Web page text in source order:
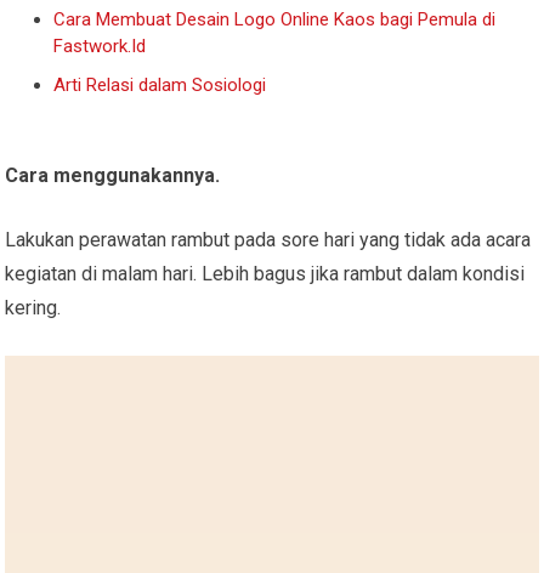
Cara Membuat Desain Logo Online Kaos bagi Pemula di
Fastwork.Id
Arti Relasi dalam Sosiologi
Cara menggunakannya.
Lakukan perawatan rambut pada sore hari yang tidak ada acara
kegiatan di malam hari. Lebih bagus jika rambut dalam kondisi
kering.